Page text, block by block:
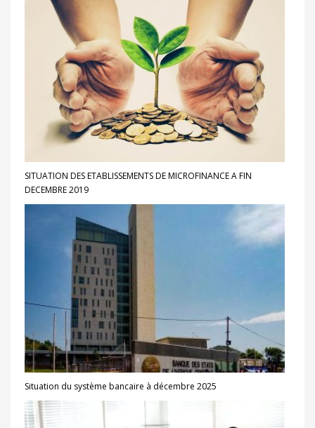
SITUATION DES ETABLISSEMENTS DE MICROFINANCE A FIN
DECEMBRE 2019
Situation du système bancaire à décembre 2025